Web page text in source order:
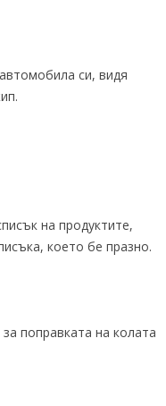
си, видя
на продуктите,
което бе празно.
поправката на колата